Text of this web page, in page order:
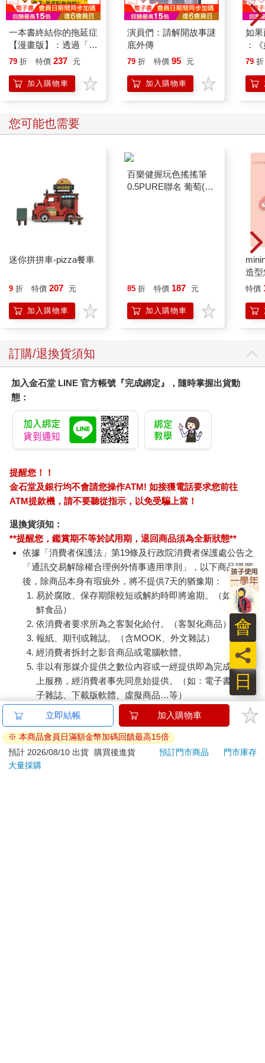
一本書終結你的拖延症
【漫畫版】：透過「小
行動」打開大腦的行動
「行動派」的37個科
學方法
79 折 特價 237 元
加入購物車
演員們：請解開故事謎
底外傳
79 折 特價 95 元
加入購物車
如
：
喵
79 折
您可能也需要
迷你拼拼車-pizza餐車
9 折 特價 207 元
加入購物車
量)
85 折 特價 187 元
加入購物車
造型
託
特價
訂購/退換貨須知
加入金石堂 LINE 官方帳號『完成綁定』，隨時掌握出貨動
態：
提醒您！！
金石堂及銀行均不會請您操作ATM! 如接獲電話要求您前往
ATM提款機，請不要聽從指示，以免受騙上當！
退換貨須知：
**提醒您，鑑賞期不等於試用期，退回商品須為全新狀態**
依據「消費者保護法」第19條及行政院消費者保護處公告之
「通訊交易解除權合理例外情事適用準則」，以下商品購買
後，除商品本身有瑕疵外，將不提供7天的猶豫期：
易於腐敗、保存期限較短或解約時即將逾期。（如：生
鮮食品）
依消費者要求所為之客製化給付。（客製化商品）
報紙、期刊或雜誌。（含MOOK、外文雜誌）
經消費者拆封之影音商品或電腦軟體。
非以有形媒介提供之數位內容或一經提供即為完成之線
上服務，經消費者事先同意始提供。（如：電子書、電
子雜誌、下載版軟體、虛擬商品…等）
已拆封之個人衛生用品。（如：內衣褲、刮鬍刀、除毛
若非上列種類商品，均享有到貨7天的猶豫期（含例假
日）。
辦理退換貨時，商品（組合商品恕無法接受單獨退貨）必須
立即結帳 加入購物車
※ 本商品會員日滿額金幣加碼回饋最高15倍
預計 2026/08/10 出貨
購買後進貨 預訂門市商品
門市庫存
大量採購
日
員
會